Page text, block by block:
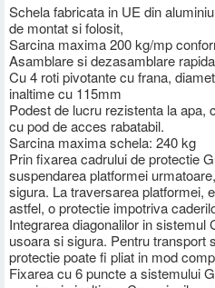
Schela fabricata in UE din
de montat si folosit,
Sarcina maxima 200 kg/mp
Asamblare si dezasamblare
Cu 4 roti pivotante cu frana,
inaltime cu 115mm
Podest de lucru rezistenta la apa,
cu pod de acces rabatabil.
Sarcina maxima schela: 240 kg
Prin fixarea cadrului de protectie
suspendarea platformei
sigura. La traversarea platformei,
astfel, o protectie impotriva
Integrarea diagonalilor in
usoara si sigura. Pentru transport
protectie poate fi pliat in mod
Fixarea cu 6 puncte a sistemului